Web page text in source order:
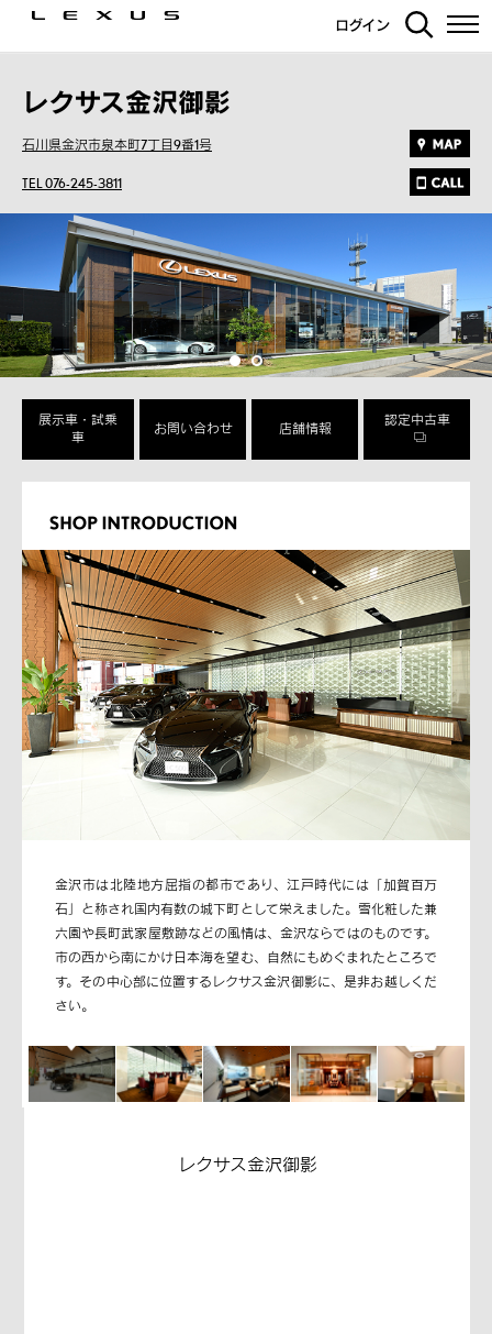
ログイン
レクサス金沢御影
石川県金沢市泉本町7丁目9番1号
TEL 076-245-3811
展示車・試乗
車
お問い合わせ 店舗情報
認定中古車
金沢市は北陸地方屈指の都市であり、江戸時代には「加賀百万
石」と称され国内有数の城下町として栄えました。雪化粧した兼
六園や長町武家屋敷跡などの風情は、金沢ならではのものです。
市の西から南にかけ日本海を望む、自然にもめぐまれたところで
す。その中心部に位置するレクサス金沢御影に、是非お越しくだ
さい。
レクサス金沢御影